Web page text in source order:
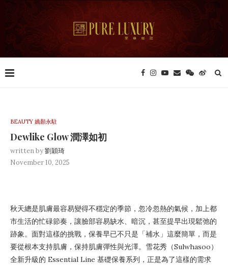
BEAUTY 嬌顏永駐
Dewlike Glow 潤澤如初
written by劉穎琦
November 10, 2025
秋天總是肌膚最容易變得不穩定的季節，忽冷忽熱的氣候，加上都
市生活的忙碌節奏，讓臉部容易缺水、暗沉，甚至提早出現鬆弛的
跡象。面對這樣的挑戰，保養早已不只是「補水」這麼簡單，而是
要從根本支持肌膚，保持肌膚彈性與光澤。雪花秀（Sulwhasoo）
全新升級的 Essential Line 基礎保養系列，正是為了這樣的需求